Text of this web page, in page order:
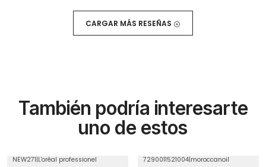
CARGAR MÁS RESEÑAS
También podría interesarte
uno de estos
NEW271|L'oréal professionel 7290011521004|moroccanoil